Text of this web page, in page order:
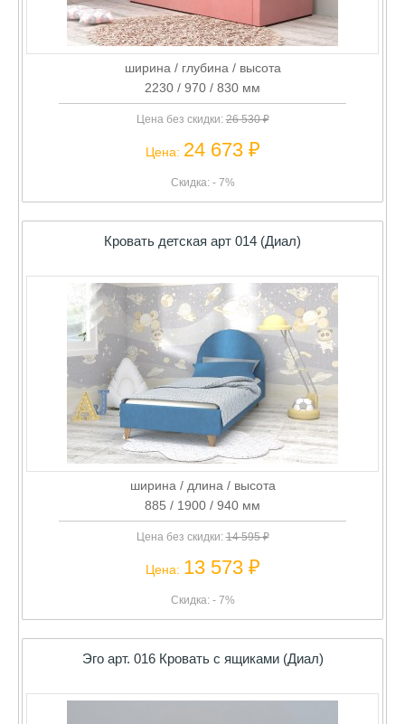
ширина / глубина / высота
2230 / 970 / 830 мм
Цена без скидки:26 530 ₽
Цена: 24 673 ₽
Скидка: - 7%
Кровать детская арт 014 (Диал)
ширина / длина / высота
885 / 1900 / 940 мм
Цена без скидки:14 595 ₽
Цена: 13 573 ₽
Скидка: - 7%
Эго арт. 016 Кровать с ящиками (Диал)